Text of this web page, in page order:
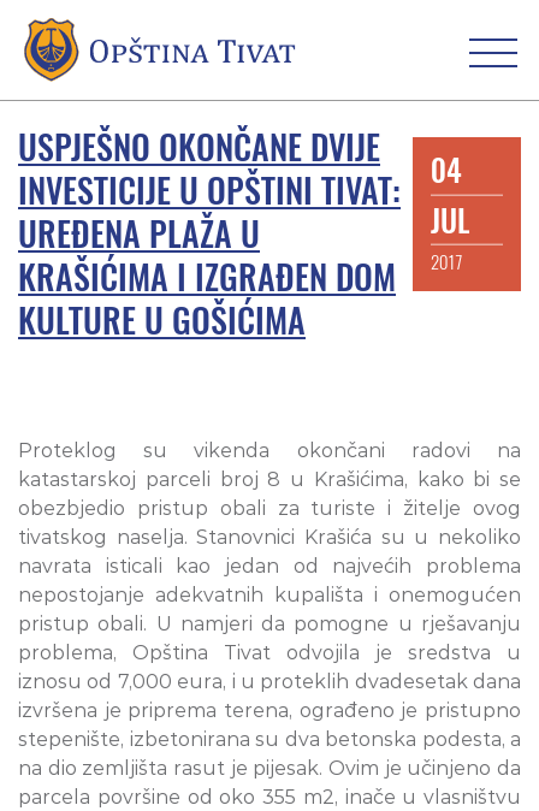
USPJEŠNO OKONČANE DVIJE
INVESTICIJE U OPŠTINI TIVAT:
UREĐENA PLAŽA U
KRAŠIĆIMA I IZGRAĐEN DOM
KULTURE U GOŠIĆIMA
04
JUL
2017
Proteklog su vikenda okončani radovi na
katastarskoj parceli broj 8 u Krašićima, kako bi se
obezbjedio pristup obali za turiste i žitelje ovog
tivatskog naselja. Stanovnici Krašića su u nekoliko
navrata isticali kao jedan od najvećih problema
nepostojanje adekvatnih kupališta i onemogućen
pristup obali. U namjeri da pomogne u rješavanju
problema, Opština Tivat odvojila je sredstva u
iznosu od 7,000 eura, i u proteklih dvadesetak dana
izvršena je priprema terena, ograđeno je pristupno
stepenište, izbetonirana su dva betonska podesta, a
na dio zemljišta rasut je pijesak. Ovim je učinjeno da
parcela površine od oko 355 m2, inače u vlasništvu